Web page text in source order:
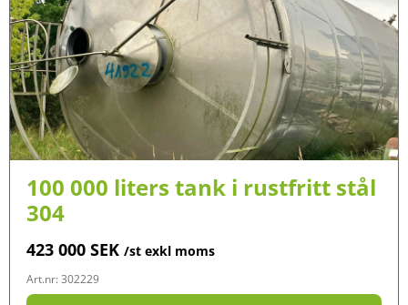
100 000 liters tank i rustfritt stål
304
423 000 SEK /st exkl moms
Art.nr: 302229